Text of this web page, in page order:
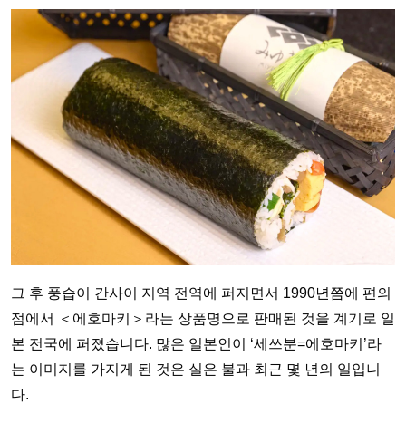
그 후 풍습이 간사이 지역 전역에 퍼지면서 1990년쯤에 편의
점에서 ＜에호마키＞라는 상품명으로 판매된 것을 계기로 일
본 전국에 퍼졌습니다. 많은 일본인이 ‘세쓰분=에호마키’라
는 이미지를 가지게 된 것은 실은 불과 최근 몇 년의 일입니
다.